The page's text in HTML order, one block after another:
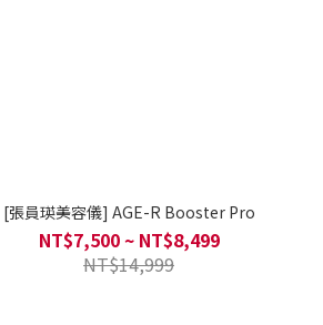
[張員瑛美容儀] AGE-R Booster Pro
NT$7,500 ~ NT$8,499
NT$14,999